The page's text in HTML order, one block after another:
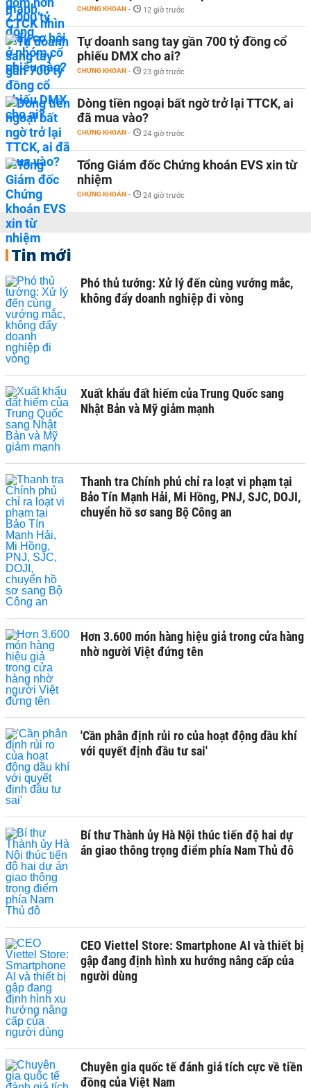
CHỨNG KHOÁN - 12 giờ trước
Tự doanh sang tay gần 700 tỷ đồng cổ
phiếu DMX cho ai?
CHỨNG KHOÁN - 23 giờ trước
Dòng tiền ngoại bất ngờ trở lại TTCK, ai
đã mua vào?
CHỨNG KHOÁN - 24 giờ trước
Tổng Giám đốc Chứng khoán EVS xin từ
nhiệm
CHỨNG KHOÁN - 24 giờ trước
Tin mới
Phó thủ tướng: Xử lý đến cùng vướng mắc,
không đẩy doanh nghiệp đi vòng
Xuất khẩu đất hiếm của Trung Quốc sang
Nhật Bản và Mỹ giảm mạnh
Thanh tra Chính phủ chỉ ra loạt vi phạm tại
Bảo Tín Mạnh Hải, Mi Hồng, PNJ, SJC, DOJI,
chuyển hồ sơ sang Bộ Công an
Hơn 3.600 món hàng hiệu giả trong cửa hàng
nhờ người Việt đứng tên
'Cần phân định rủi ro của hoạt động dầu khí
với quyết định đầu tư sai'
Bí thư Thành ủy Hà Nội thúc tiến độ hai dự
án giao thông trọng điểm phía Nam Thủ đô
CEO Viettel Store: Smartphone AI và thiết bị
gập đang định hình xu hướng nâng cấp của
người dùng
Chuyên gia quốc tế đánh giá tích cực về tiền
đồng của Việt Nam